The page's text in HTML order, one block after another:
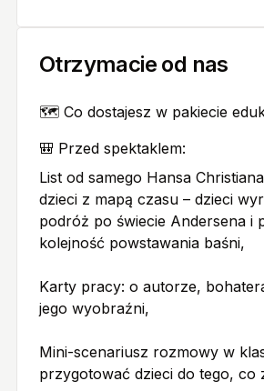
Otrzymacie od nas
🗺️ Co dostajesz w pakiecie
🎒 Przed spektaklem:
List od samego Hansa
dzieci z mapą czasu – dzieci
podróż po świecie Andersena i
kolejność powstawania baśni,
Karty pracy: o autorze,
jego wyobraźni,
Mini-scenariusz rozmowy w
przygotować dzieci do tego, co